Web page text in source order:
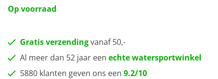
Op voorraad
Gratis verzendingvanaf 50,-
Al meer dan 52 jaar een echte watersportwinkel
5880 klanten geven ons een 9.2/10